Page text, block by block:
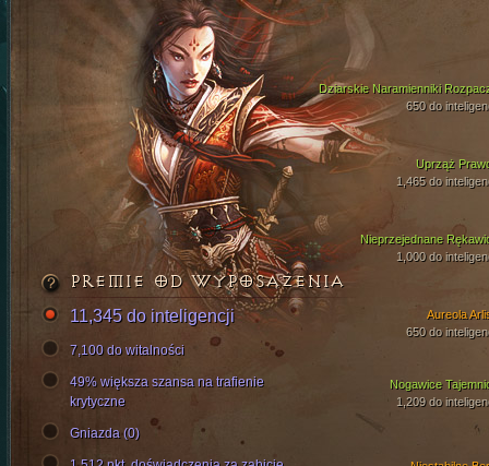
Uprząż
1,465 do
Nieprzejednane
1,000 do
Dziarskie Naramienniki
650 do
Nogawice
1,209 do
Aureola
650 do
PREMIE OD WYPOSAŻENIA
11,345 do inteligencji
7,100 do witalności
49% większa szansa na trafienie
krytyczne
Gniazda (0)